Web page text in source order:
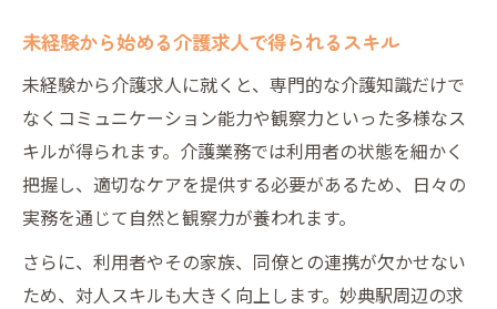
未経験から始める介護求人で得られるスキル
未経験から介護求人に就くと、専門的な介護知識だけで
なくコミュニケーション能力や観察力といった多様なス
キルが得られます。介護業務では利用者の状態を細かく
把握し、適切なケアを提供する必要があるため、日々の
実務を通じて自然と観察力が養われます。
さらに、利用者やその家族、同僚との連携が欠かせない
ため、対人スキルも大きく向上します。妙典駅周辺の求